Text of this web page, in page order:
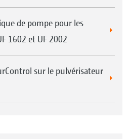
de pompe pour les
1602 et UF 2002
sur le pulvérisateur